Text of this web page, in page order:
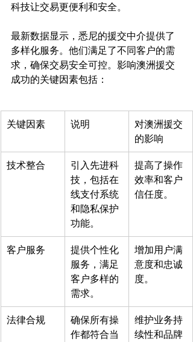
科技让交易更便利和安全。
最新数据显示，悉尼的援交中介提供了
多样化服务。他们满足了不同客户的需
求，确保交易安全可控。影响澳洲援交
关键因素 说明
对澳洲援交
的影响
技术整合
引入先进科
技，包括在
线支付系统
和隐私保护
功能。
提高了操作
效率和客户
信任度。
客户服务
提供个性化
服务，满足
客户多样的
需求。
增加用户满
意度和忠诚
度。
法律合规
确保所有操
作都符合当
维护业务持
续性和品牌